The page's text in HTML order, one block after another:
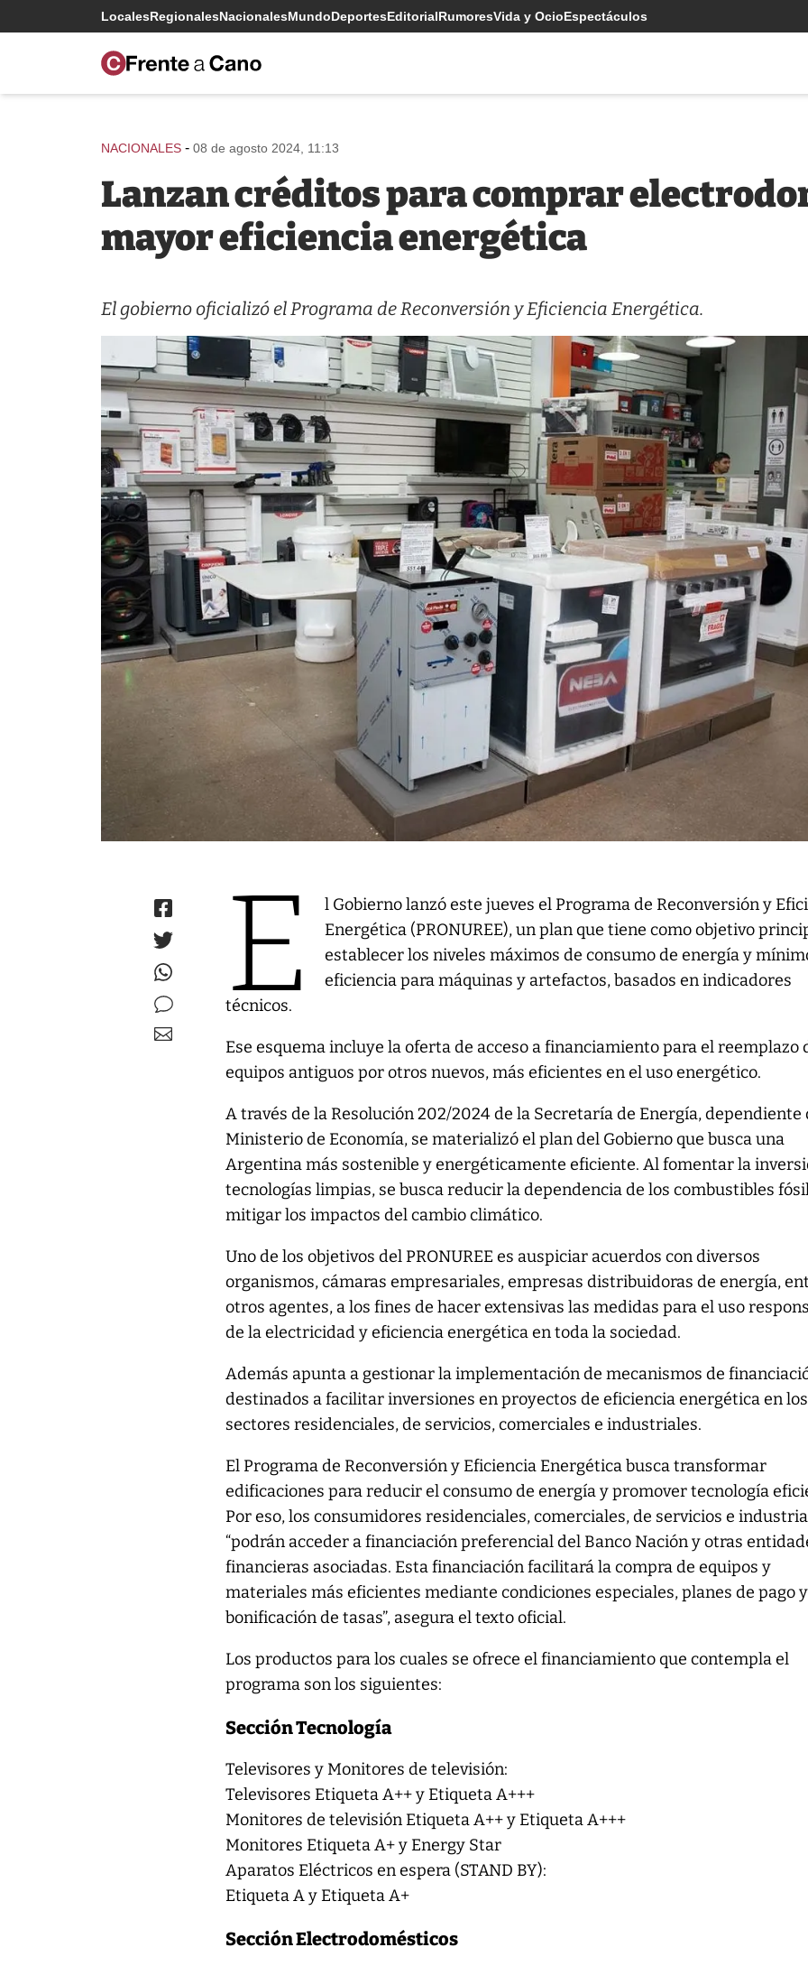
LocalesRegionalesNacionalesMundoDeportesEditorialRumoresVida y OcioEspectáculos
NACIONALES - 08 de agosto 2024, 11:13
Lanzan créditos para comprar
mayor eficiencia energética
El gobierno oficializó el Programa de Reconversión y Eficiencia Energética.
E
l Gobierno lanzó este jueves el Programa de Reconversión y
Energética (PRONUREE), un plan que tiene como objetivo
establecer los niveles máximos de consumo de energía y
eficiencia para máquinas y artefactos, basados en indicadores
técnicos.
Ese esquema incluye la oferta de acceso a financiamiento para el reemplazo
equipos antiguos por otros nuevos, más eficientes en el uso energético.
A través de la Resolución 202/2024 de la Secretaría de Energía, dependiente
Ministerio de Economía, se materializó el plan del Gobierno que busca una
Argentina más sostenible y energéticamente eficiente. Al fomentar la
tecnologías limpias, se busca reducir la dependencia de los combustibles
mitigar los impactos del cambio climático.
Uno de los objetivos del PRONUREE es auspiciar acuerdos con diversos
organismos, cámaras empresariales, empresas distribuidoras de energía,
otros agentes, a los fines de hacer extensivas las medidas para el uso
de la electricidad y eficiencia energética en toda la sociedad.
Además apunta a gestionar la implementación de mecanismos de
destinados a facilitar inversiones en proyectos de eficiencia energética en los
sectores residenciales, de servicios, comerciales e industriales.
El Programa de Reconversión y Eficiencia Energética busca transformar
edificaciones para reducir el consumo de energía y promover tecnología
Por eso, los consumidores residenciales, comerciales, de servicios e
“podrán acceder a financiación preferencial del Banco Nación y otras
financieras asociadas. Esta financiación facilitará la compra de equipos y
materiales más eficientes mediante condiciones especiales, planes de pago y
bonificación de tasas”, asegura el texto oficial.
Los productos para los cuales se ofrece el financiamiento que contempla el
programa son los siguientes:
Sección Tecnología
Televisores y Monitores de televisión:
Televisores Etiqueta A++ y Etiqueta A+++
Monitores de televisión Etiqueta A++ y Etiqueta A+++
Monitores Etiqueta A+ y Energy Star
Aparatos Eléctricos en espera (STAND BY):
Etiqueta A y Etiqueta A+
Sección Electrodomésticos